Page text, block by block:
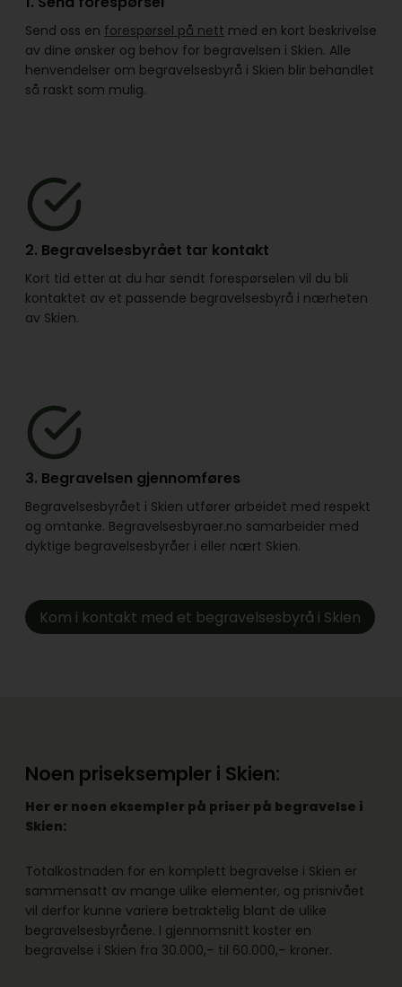
Send oss en forespørsel på nett med en kort beskrivelse
av dine ønsker og behov for begravelsen i Skien. Alle
henvendelser om begravelsesbyrå i Skien blir behandlet
så raskt som mulig.
2. Begravelsesbyrået tar kontakt
Kort tid etter at du har sendt forespørselen vil du bli
kontaktet av et passende begravelsesbyrå i nærheten
av Skien.
3. Begravelsen gjennomføres
Begravelsesbyrået i Skien utfører arbeidet med respekt
og omtanke. Begravelsesbyraer.no samarbeider med
dyktige begravelsesbyråer i eller nært Skien.
Kom i kontakt med et begravelsesbyrå i Skien
Noen priseksempler i Skien:
Her er noen eksempler på priser på begravelse i
Skien:
Totalkostnaden for en komplett begravelse i Skien er
sammensatt av mange ulike elementer, og prisnivået
vil derfor kunne variere betraktelig blant de ulike
begravelsesbyråene. I gjennomsnitt koster en
begravelse i Skien fra 30.000,– til 60.000,– kroner.